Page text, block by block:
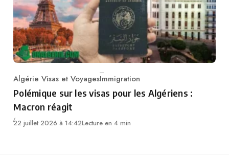
Category
Algérie Visas et VoyagesImmigration
Polémique sur les visas pour les Algériens :
Macron réagit
22 juillet 2026 à 14:42Lecture en 4 min